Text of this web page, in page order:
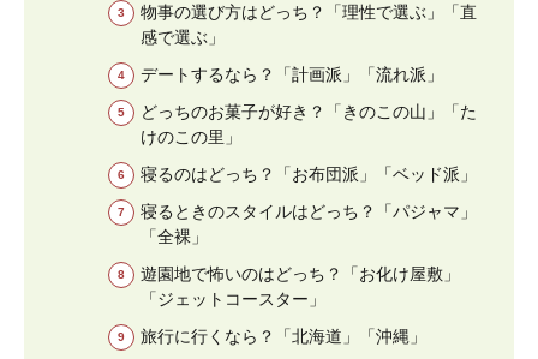
物事の選び方はどっち？「理性で選ぶ」「直
感で選ぶ」
デートするなら？「計画派」「流れ派」
どっちのお菓子が好き？「きのこの山」「た
けのこの里」
寝るのはどっち？「お布団派」「ベッド派」
寝るときのスタイルはどっち？「パジャマ」
「全裸」
遊園地で怖いのはどっち？「お化け屋敷」
「ジェットコースター」
旅行に行くなら？「北海道」「沖縄」